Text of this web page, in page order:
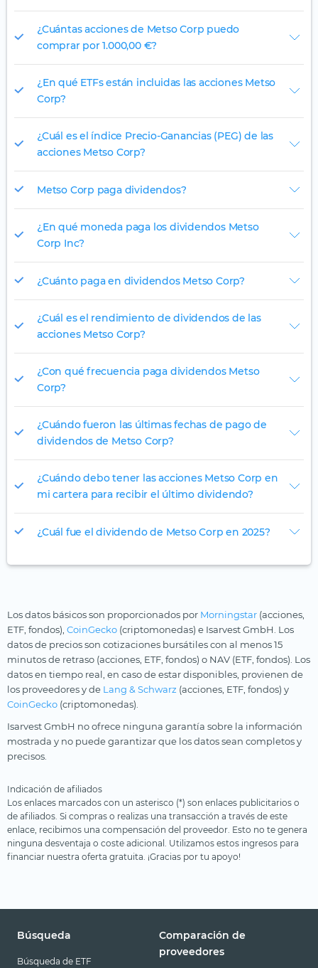
¿Cuántas acciones de Metso Corp puedo
comprar por 1.000,00 €?
¿En qué ETFs están incluidas las acciones Metso
Corp?
¿Cuál es el índice Precio-Ganancias (PEG) de las
acciones Metso Corp?
Metso Corp paga dividendos?
¿En qué moneda paga los dividendos Metso
Corp Inc?
¿Cuánto paga en dividendos Metso Corp?
¿Cuál es el rendimiento de dividendos de las
acciones Metso Corp?
¿Con qué frecuencia paga dividendos Metso
Corp?
¿Cuándo fueron las últimas fechas de pago de
dividendos de Metso Corp?
¿Cuándo debo tener las acciones Metso Corp en
mi cartera para recibir el último dividendo?
¿Cuál fue el dividendo de Metso Corp en 2025?
Los datos básicos son proporcionados por Morningstar (acciones,
ETF, fondos), CoinGecko (criptomonedas) e Isarvest GmbH. Los
datos de precios son cotizaciones bursátiles con al menos 15
minutos de retraso (acciones, ETF, fondos) o NAV (ETF, fondos). Los
datos en tiempo real, en caso de estar disponibles, provienen de
los proveedores y de Lang & Schwarz (acciones, ETF, fondos) y
CoinGecko (criptomonedas).
Isarvest GmbH no ofrece ninguna garantía sobre la información
mostrada y no puede garantizar que los datos sean completos y
precisos.
Indicación de afiliados
Los enlaces marcados con un asterisco (*) son enlaces publicitarios o
de afiliados. Si compras o realizas una transacción a través de este
enlace, recibimos una compensación del proveedor. Esto no te genera
ninguna desventaja o coste adicional. Utilizamos estos ingresos para
financiar nuestra oferta gratuita. ¡Gracias por tu apoyo!
Búsqueda
Búsqueda de ETF
Comparación de
proveedores